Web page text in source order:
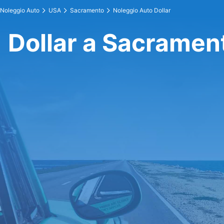
Noleggio Auto USA Sacramento Noleggio Auto Dollar
Dollar a